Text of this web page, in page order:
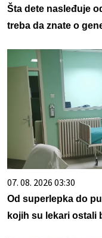
Šta dete nasleđuje
treba da znate o
07. 08. 2026 03:30
Od superlepka do
kojih su lekari ostali